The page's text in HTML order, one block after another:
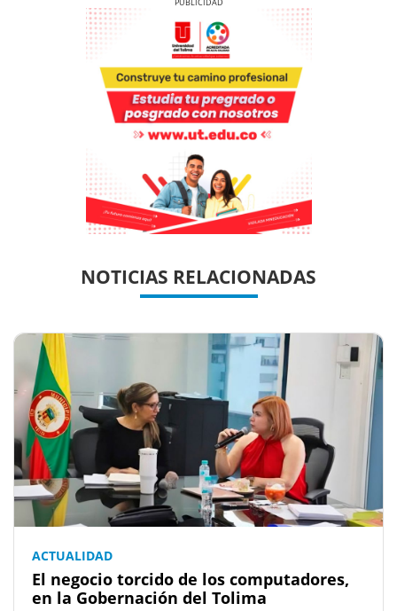
NOTICIAS RELACIONADAS
ACTUALIDAD
El negocio torcido de los computadores,
en la Gobernación del Tolima